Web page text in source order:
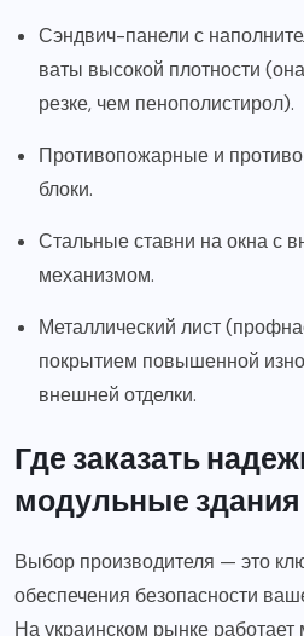
Сэндвич-панели с
ваты высокой плотности
резке, чем пенополистирол).
Противопожарные и
блоки.
Стальные ставни на окна с
механизмом.
Металлический лист
покрытием повышенной
внешней отделки.
Где заказать
модульные здания
Выбор производителя — это
обеспечения безопасности
На украинском рынке